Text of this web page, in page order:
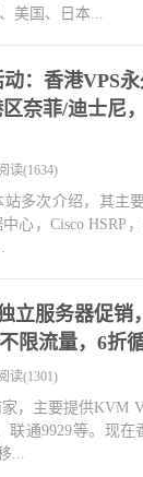
美国、日本...
：香港VPS
奈菲/迪士尼
读(1634)
多次介绍，其主
心，Cisco HSRP
立服务器促销
限流量，6折
读(1301)
，主要提供KVM
联通9929等。现
...